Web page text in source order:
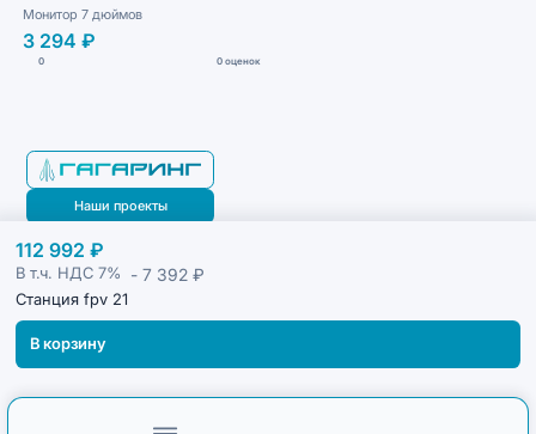
Монитор 7 дюймов
3 294 ₽
0 0 оценок
112 992 ₽
В т.ч. НДС 7% - 7 392 ₽
Станция fpv 21
В корзину
Наши проекты